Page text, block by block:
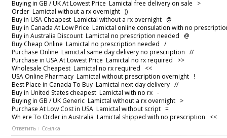
Buying in GB / UK At Lowest Price Lamictal free delivery on sale >
Order Lamictal without a rx overnight ))
Buy in USA Cheapest Lamictal without a rx overnight @
Buy in Canada At Low Price Lamictal online consulation with no
Buy in Australia Discount Lamictal no prescription needed @
Buy Cheap Online Lamictal no prescription needed /
Purchase Online Lamictal same day delivery no prescription //
Purchase in USA At Lowest Price Lamictal no rx required >>
Wholesale Cheapest Lamictal no rx required <<
USA Online Pharmacy Lamictal without prescription overnight !
Best Place in Canada To Buy Lamictal next day delivery //
Buy in United States cheapest Lamictal with no rx -
Buying in GB / UK Generic Lamictal without a rx overnight >
Purchase At Low Cost in USA Lamictal without script =
Wh ere To Order in Australia Lamictal shipped with no prescription <<
Ответить Ссылка